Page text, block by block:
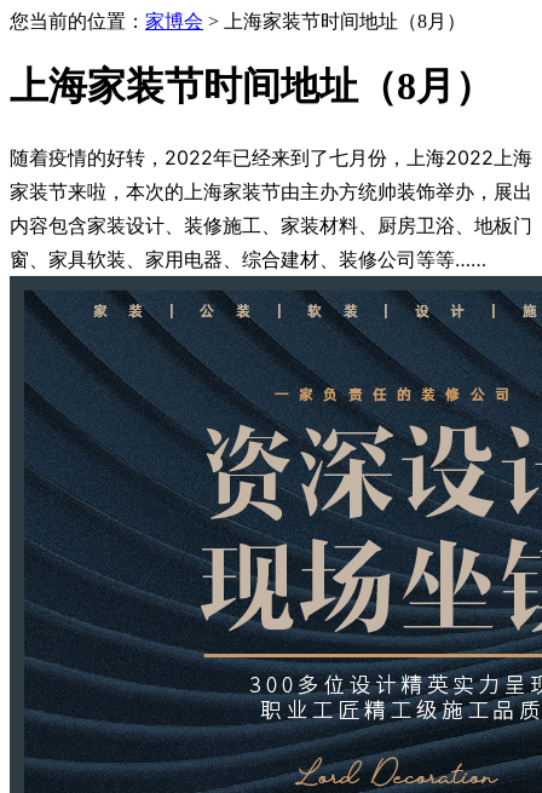
您当前的位置： 家博会 > 上海家装节时间地址（8月）
上海家装节时间地址（8月）
随着疫情的好转，2022年已经来到了七月份，上海2022上海
家装节来啦，本次的上海家装节由主办方统帅装饰举办，展出
内容包含家装设计、装修施工、家装材料、厨房卫浴、地板门
窗、家具软装、家用电器、综合建材、装修公司等等……